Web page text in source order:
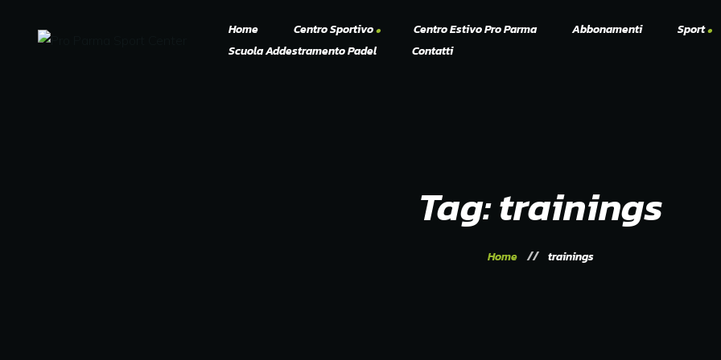
Home Centro Sportivo Centro Estivo Pro Parma Abbonamenti Sport
Scuola Addestramento Padel
Contatti
Tag: trainings
Home trainings